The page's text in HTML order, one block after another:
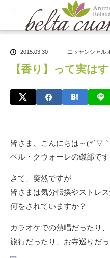
ブログ一覧 エッセン
【香り】って実はすごいんで
2015.03.30 エッセンシャル
【香り】って実は
皆さま、こんにちは～(*´▽
ベル・クウォーレの磯部です
さて、突然ですが
皆さまは気分転換やストレ
何をされていますか？
カラオケでの熱唱だったり
旅行だったり、お寺巡りだ